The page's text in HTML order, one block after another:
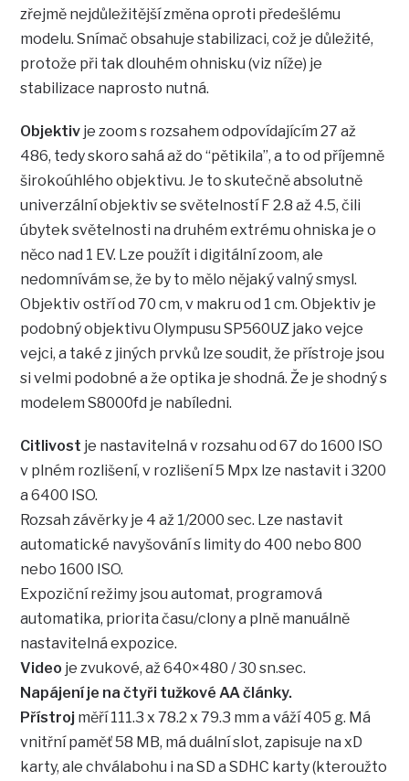
zřejmě nejdůležitější změna oproti předešlému
modelu. Snímač obsahuje stabilizaci, což je důležité,
protože při tak dlouhém ohnisku (viz níže) je
stabilizace naprosto nutná.
Objektiv je zoom s rozsahem odpovídajícím 27 až
486, tedy skoro sahá až do “pětikila”, a to od příjemně
širokoúhlého objektivu. Je to skutečně absolutně
univerzální objektiv se světelností F 2.8 až 4.5, čili
úbytek světelnosti na druhém extrému ohniska je o
něco nad 1 EV. Lze použít i digitální zoom, ale
nedomnívám se, že by to mělo nějaký valný smysl.
Objektiv ostří od 70 cm, v makru od 1 cm. Objektiv je
podobný objektivu Olympusu SP560UZ jako vejce
vejci, a také z jiných prvků lze soudit, že přístroje jsou
si velmi podobné a že optika je shodná. Že je shodný s
modelem S8000fd je nabíledni.
Citlivost je nastavitelná v rozsahu od 67 do 1600 ISO
v plném rozlišení, v rozlišení 5 Mpx lze nastavit i 3200
a 6400 ISO.
Rozsah závěrky je 4 až 1/2000 sec. Lze nastavit
automatické navyšování s limity do 400 nebo 800
nebo 1600 ISO.
Expoziční režimy jsou automat, programová
automatika, priorita času/clony a plně manuálně
nastavitelná expozice.
Video je zvukové, až 640×480 / 30 sn.sec.
Napájení je na čtyři tužkové AA články.
Přístroj měří 111.3 x 78.2 x 79.3 mm a váží 405 g. Má
vnitřní paměť 58 MB, má duální slot, zapisuje na xD
karty, ale chválabohu i na SD a SDHC karty (kteroužto